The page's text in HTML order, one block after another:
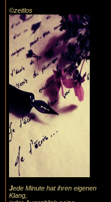
©zeitlos
Jede Minute hat ihren eigenen
Klang,